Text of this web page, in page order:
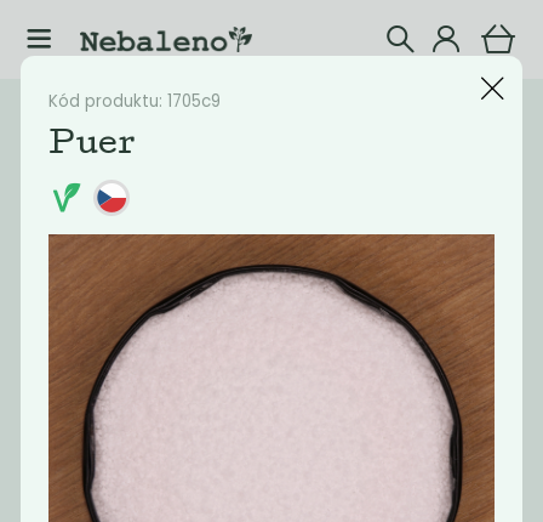
Katalog Drogerie
Filtrovat produkty
Nejlevnější Nejdražší
Kód produktu: 1705c9
Puer